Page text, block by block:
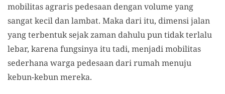
mobilitas agraris pedesaan dengan volume yang
sangat kecil dan lambat. Maka dari itu, dimensi jalan
yang terbentuk sejak zaman dahulu pun tidak terlalu
lebar, karena fungsinya itu tadi, menjadi mobilitas
sederhana warga pedesaan dari rumah menuju
kebun-kebun mereka.